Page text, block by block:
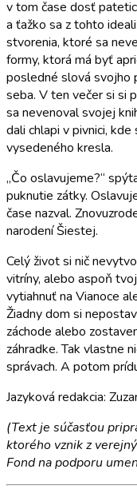
v tom čase dosť
a ťažko sa z tohto
stvorenia, ktoré sa
formy, ktorá má byť
posledné slová svojho
seba. V ten večer si si
sa nevenoval svojej
dali chlapi v pivnici,
vysedeného kresla.
„Čo oslavujeme?“
puknutie zátky.
čase nazval.
narodení Šiestej.
Celý život si nič
vitríny, alebo aspoň
vytiahnuť na Vianoce
Žiadny dom si
záchode alebo
záhradke. Tak vlastne
správach. A potom
Jazyková redakcia:
(Text je súčasťou
ktorého vznik z
Fond na podporu